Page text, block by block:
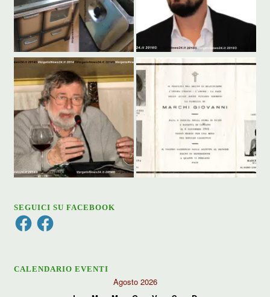
SEGUICI SU FACEBOOK
FacebookFacebook
CALENDARIO EVENTI
Agosto 2026